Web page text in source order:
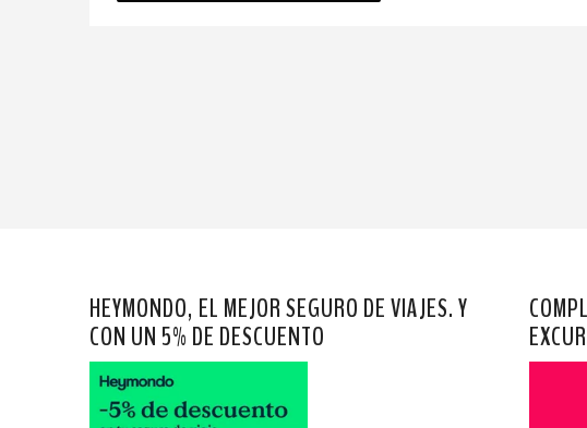
HEYMONDO, EL MEJOR SEGURO DE VIAJES. Y
CON UN 5% DE DESCUENTO